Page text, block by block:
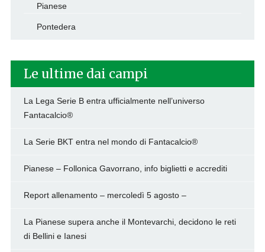
Pianese
Pontedera
Le ultime dai campi
La Lega Serie B entra ufficialmente nell’universo
Fantacalcio®
La Serie BKT entra nel mondo di Fantacalcio®
Pianese – Follonica Gavorrano, info biglietti e accrediti
Report allenamento – mercoledì 5 agosto –
La Pianese supera anche il Montevarchi, decidono le reti
di Bellini e Ianesi